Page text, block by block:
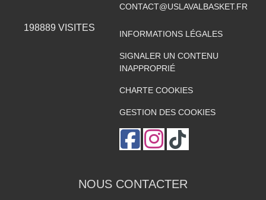
198889 VISITES
CONTACT@USLAVALBASKET.FR
INFORMATIONS LÉGALES
SIGNALER UN CONTENU
INAPPROPRIÉ
CHARTE COOKIES
GESTION DES COOKIES
NOUS CONTACTER